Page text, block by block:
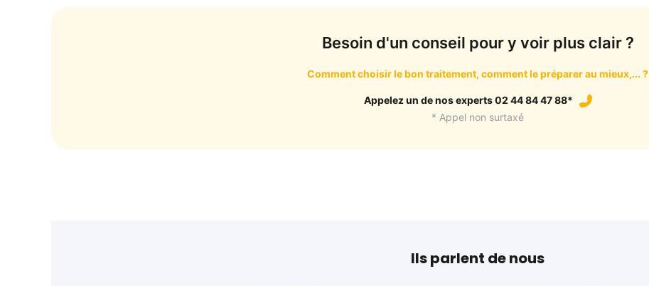
Besoin d'un conseil pour y voir plus clair ?
Comment choisir le bon traitement, comment le préparer au mieux,... ?
Appelez un de nos experts 02 44 84 47 88*
* Appel non surtaxé
Ils parlent de nous